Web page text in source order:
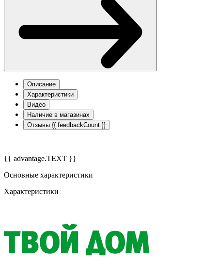
Описание
Характеристики
Видео
Наличие в магазинах
Отзывы {{ feedbackCount }}
{{ advantage.TEXT }}
Основные характеристики
Характеристики